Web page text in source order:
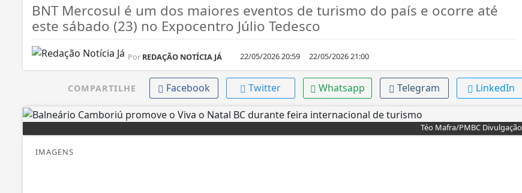
BNT Mercosul é um dos maiores eventos de turismo do país e ocorre até
este sábado (23) no Expocentro Júlio Tedesco
Por REDAÇÃO NOTÍCIA JÁ 22/05/2026 20:59 22/05/2026 21:00
COMPARTILHE Facebook Twitter Whatsapp Telegram LinkedIn
Téo Mafra/PMBC Divulgação
IMAGENS